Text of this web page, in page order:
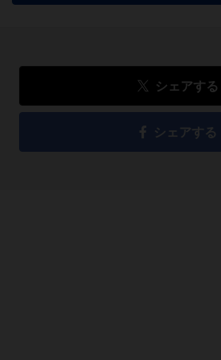
シェアする
シェアする